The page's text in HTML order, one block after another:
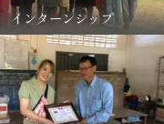
インターンシップ